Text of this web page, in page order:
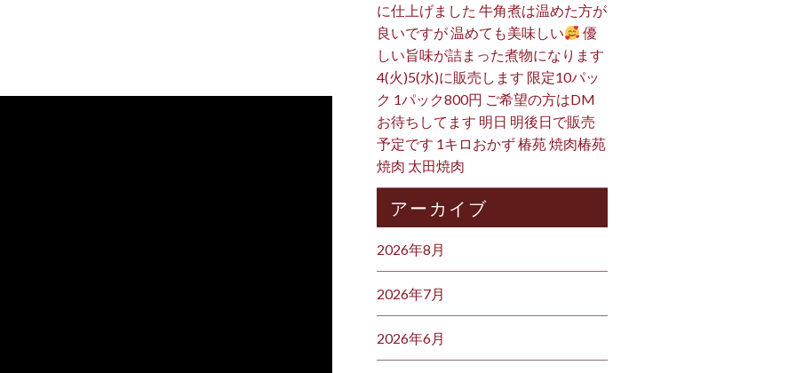
に仕上げました 牛角煮は温めた方が
良いですが 温めても美味しい
優
しい旨味が詰まった煮物になります
4(火)5(水)に販売します 限定10パッ
ク 1パック800円 ご希望の方はDM
お待ちしてます 明日 明後日で販売
予定です 1キロおかず 椿苑 焼肉椿苑
焼肉 太田焼肉
アーカイブ
2026年8月
2026年7月
2026年6月